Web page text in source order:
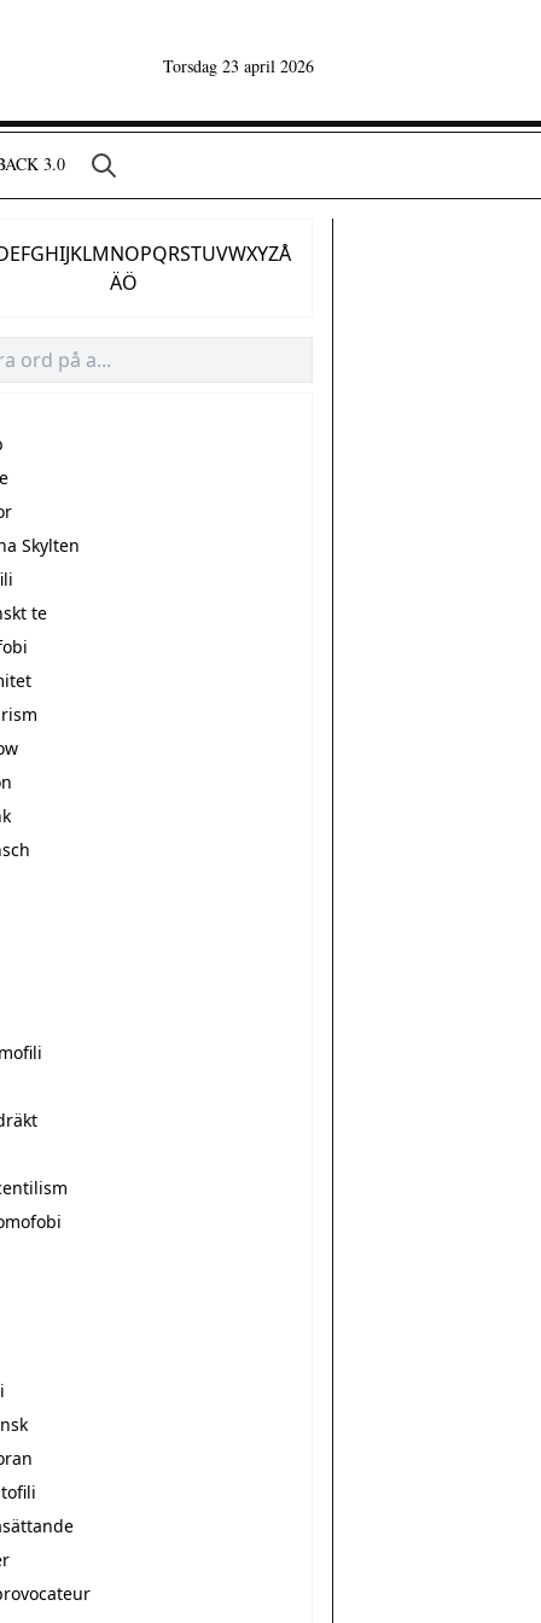
Torsdag 23 april 2026
3.0
EFGHIJKLMNOPQRSTUVWXYZÅ
ÄÖ
Skylten
te